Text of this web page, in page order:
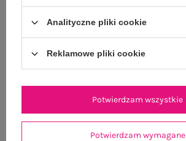
Rozmiar: S/M
Centrum Logistyczne Nadarzyn
NEWSLETTER
Analityczne pliki cookie
Reklamowe pliki cookie
Potwierdzam wymagane
Potwierdzam wszystkie